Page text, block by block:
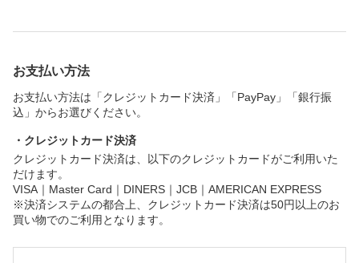
お支払い方法
お支払い方法は「クレジットカード決済」「PayPay」「銀行振
込」からお選びください。
・クレジットカード決済
クレジットカード決済は、以下のクレジットカードがご利用いた
だけます。
VISA｜Master Card｜DINERS｜JCB｜AMERICAN EXPRESS
※決済システムの都合上、クレジットカード決済は50円以上のお
買い物でのご利用となります。